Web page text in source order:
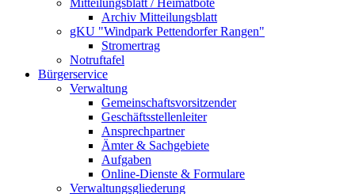
Mitteilungsblatt / Heimatbote
Archiv Mitteilungsblatt
gKU "Windpark Pettendorfer Rangen"
Stromertrag
Notruftafel
Bürgerservice
Verwaltung
Gemeinschaftsvorsitzender
Geschäftsstellenleiter
Ansprechpartner
Ämter & Sachgebiete
Aufgaben
Online-Dienste & Formulare
Verwaltungsgliederung